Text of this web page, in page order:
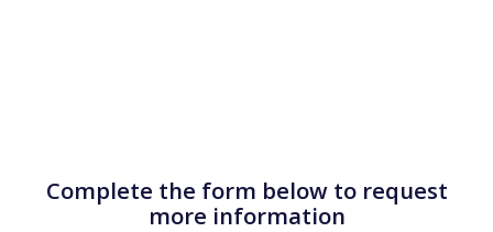
Complete the form below to request
more information